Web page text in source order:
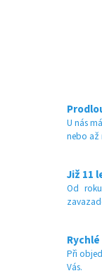
U nás
nebo až
Již 11
Od
Rychlé
Při
Vás.